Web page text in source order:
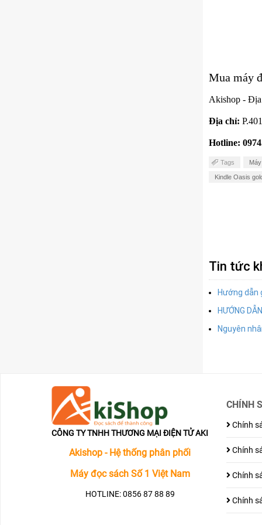
Mua máy
Akishop - Địa
Địa chỉ:
Hotline:
Tags
Kindle Oasis
Tin tức
Hướng dẫn
HƯỚNG
Nguyên
CÔNG TY TNHH THƯƠNG MẠI ĐIỆN TỬ AKI
Akishop - Hệ thống phân phối
Máy đọc sách Số 1 Việt Nam
HOTLINE: 0856 87 88 89
CHÍNH
Chính
Chính
Chính
Chính